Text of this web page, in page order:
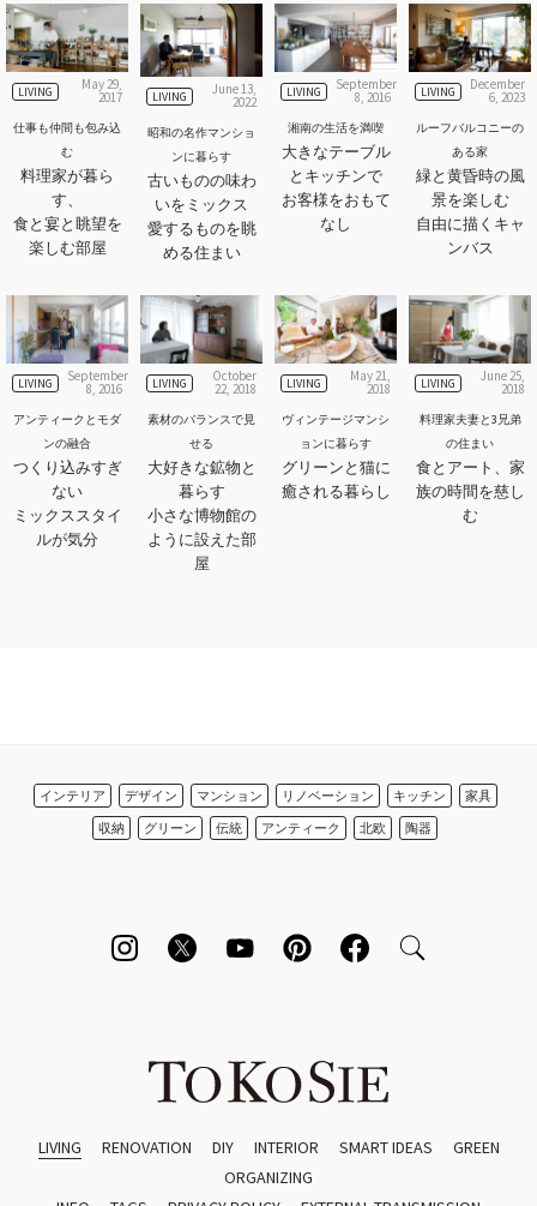
LIVING May 29,
2017
仕事も仲間も包み込
む
料理家が暮ら
す、
食と宴と眺望を
楽しむ部屋
LIVING June 13,
2022
昭和の名作マンショ
ンに暮らす
古いものの味わ
いをミックス
愛するものを眺
める住まい
LIVING September
8, 2016
湘南の生活を満喫
大きなテーブル
とキッチンで
お客様をおもて
なし
LIVING December
6, 2023
ルーフバルコニーの
ある家
緑と黄昏時の風
景を楽しむ
自由に描くキャ
ンバス
LIVING September
8, 2016
アンティークとモダ
ンの融合
つくり込みすぎ
ない
ミックススタイ
ルが気分
LIVING October
22, 2018
素材のバランスで見
せる
大好きな鉱物と
暮らす
小さな博物館の
ように設えた部
屋
LIVING May 21,
2018
ヴィンテージマンシ
ョンに暮らす
グリーンと猫に
癒される暮らし
LIVING June 25,
2018
料理家夫妻と3兄弟
の住まい
食とアート、家
族の時間を慈し
む
インテリア デザイン マンション リノベーション キッチン
家具
収納
グリーン 伝統 アンティーク 北欧 陶器
LIVING RENOVATION DIY INTERIOR SMART IDEAS
GREEN
ORGANIZING